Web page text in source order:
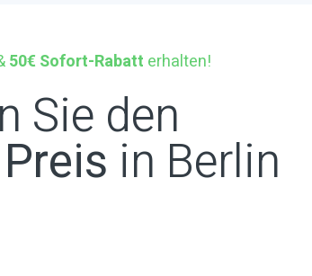
50€ Sofort-Rabatt erhalten!
Sie den
in Berlin